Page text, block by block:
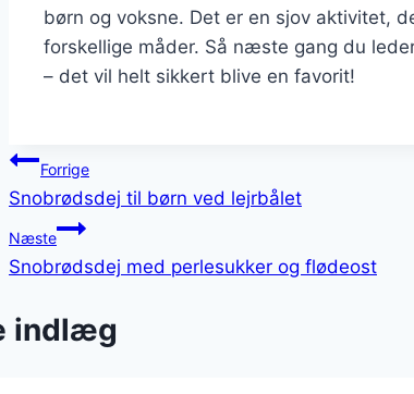
børn og voksne. Det er en sjov aktivitet,
forskellige måder. Så næste gang du
– det vil helt sikkert blive en favorit!
Indlægsnavigation
Forrige
Snobrødsdej til børn ved lejrbålet
Næste
Snobrødsdej med perlesukker og flødeost
indlæg